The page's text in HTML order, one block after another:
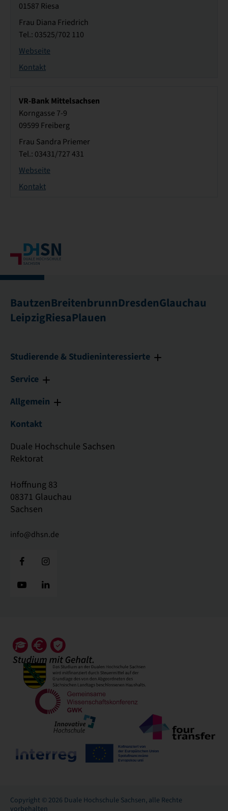
01587 Riesa
Frau Diana Friedrich
Tel.: 03525/702 110
Webseite
Kontakt
VR-Bank Mittelsachsen
Korngasse 7-9
09599 Freiberg
Frau Sandra Priemer
Tel.: 03431/727 431
Webseite
Kontakt
BautzenBreitenbrunnDresdenGlauchau
LeipzigRiesaPlauen
Studierende & Studieninteressierte
Service
Allgemein
Kontakt
Duale Hochschule Sachsen
Rektorat
Hoffnung 83
08371 Glauchau
Sachsen
info@dhsn.de
Copyright © 2026 Duale Hochschule Sachsen, alle Rechte
vorbehalten